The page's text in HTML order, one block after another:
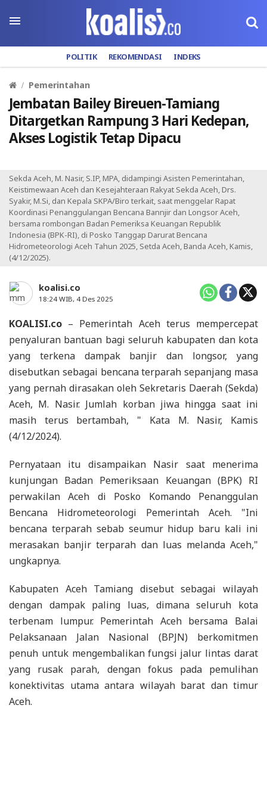
POLITIK REKOMENDASI INDEKS
Pemerintahan
Jembatan Bailey Bireuen-Tamiang
Ditargetkan Rampung 3 Hari Kedepan,
Akses Logistik Tetap Dipacu
Sekda Aceh, M. Nasir, S.IP, MPA, didampingi Asisten Pemerintahan,
Keistimewaan Aceh dan Kesejahteraan Rakyat Sekda Aceh, Drs.
Syakir, M.Si, dan Kepala SKPA/Biro terkait, saat menggelar Rapat
Koordinasi Penanggulangan Bencana Bannjir dan Longsor Aceh,
bersama rombongan Badan Pemeriksa Keuangan Republik
Indonesia (BPK-RI), di Posko Tanggap Darurat Bencana
Hidrometeorologi Aceh Tahun 2025, Setda Aceh, Banda Aceh, Kamis,
(4/12/2025).
koalisi.co
18:24 WIB, 4 Des 2025
KOALISI.co – Pemerintah Aceh terus mempercepat
penyaluran bantuan bagi seluruh kabupaten dan kota
yang terkena dampak banjir dan longsor, yang
disebutkan sebagai bencana terparah sepanjang masa
yang pernah dirasakan oleh Sekretaris Daerah (Sekda)
Aceh, M. Nasir. Jumlah korban jiwa hingga saat ini
masih terus bertambah, " Kata M. Nasir, Kamis
(4/12/2024).
Pernyataan itu disampaikan Nasir saat menerima
kunjungan Badan Pemeriksaan Keuangan (BPK) RI
perwakilan Aceh di Posko Komando Penanggulan
Bencana Hidrometeorologi Pemerintah Aceh. "Ini
bencana terparah sebab seumur hidup baru kali ini
merasakan banjir terparah dan luas melanda Aceh,"
ungkapnya.
Kabupaten Aceh Tamiang disebut sebagai wilayah
dengan dampak paling luas, dimana seluruh kota
terbenam lumpur. Pemerintah Aceh bersama Balai
Pelaksanaan Jalan Nasional (BPJN) berkomitmen
penuh untuk mengembalikan fungsi jalur lintas darat
yang rusak parah, dengan fokus pada pemulihan
konektivitas utama antara wilayah barat dan timur
Aceh.